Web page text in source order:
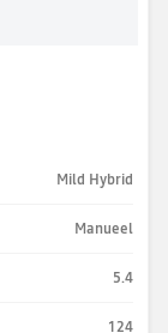
Mild Hybrid
Manueel
5.4
124